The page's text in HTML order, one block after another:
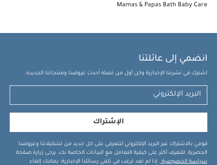
Mamas & Papas Bath Baby Care
انضمي إلى عائلتنا
اشترك في نشرتنا الإخبارية وكن أول من تصله أحدث عروضنا ومنتجاتنا الجديدة.
الإشتراك
قومي بالاشتراك عبر البريد الإلكتروني لتتعرفي على كل جديد من تشكيلاتنا وعروضنا
الحصرية. للتعرف أكثر على كيفية التعامل مع البيانات الخاصة بك، يرجى زيارة صفحة
سياسة الخصوصية . إذا لم تعد ترغب في تلقي رسائلنا الإخبارية، يمكنك إلغاء